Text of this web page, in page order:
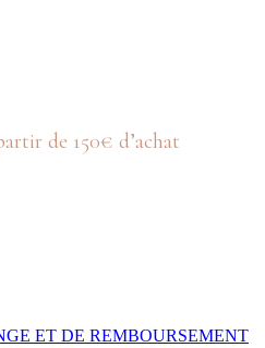
de 150€ d’achat
ET DE REMBOURSEMENT